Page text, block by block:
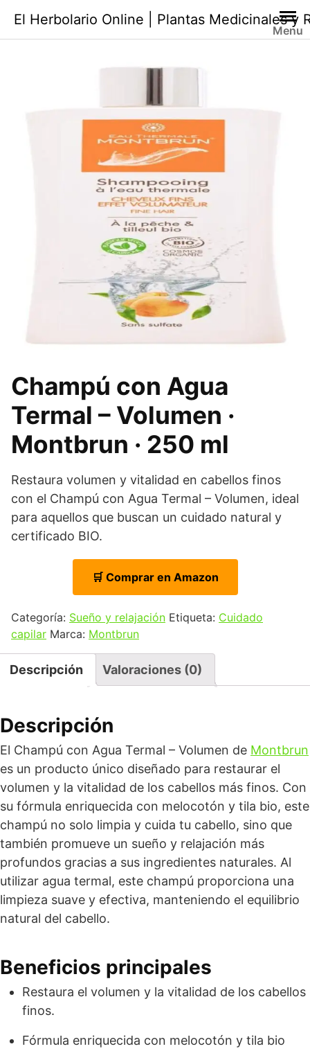
contenido
El Herbolario Online | Plantas Medicinales y
Menu
Champú con Agua
Termal – Volumen ·
Montbrun · 250 ml
Restaura volumen y vitalidad en cabellos finos
con el Champú con Agua Termal – Volumen, ideal
para aquellos que buscan un cuidado natural y
certificado BIO.
🛒 Comprar en Amazon
Categoría: Sueño y relajación Etiqueta: Cuidado
capilar Marca: Montbrun
Descripción Valoraciones (0)
Descripción
El Champú con Agua Termal – Volumen de Montbrun
es un producto único diseñado para restaurar el
volumen y la vitalidad de los cabellos más finos. Con
su fórmula enriquecida con melocotón y tila bio, este
champú no solo limpia y cuida tu cabello, sino que
también promueve un sueño y relajación más
profundos gracias a sus ingredientes naturales. Al
utilizar agua termal, este champú proporciona una
limpieza suave y efectiva, manteniendo el equilibrio
natural del cabello.
Beneficios principales
Restaura el volumen y la vitalidad de los cabellos
finos.
Fórmula enriquecida con melocotón y tila bio